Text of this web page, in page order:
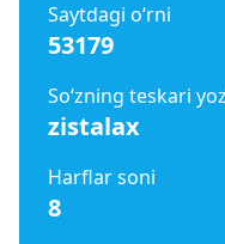
Saytdagi o‘rni
53179
So‘zning teskari
zistalax
Harflar soni
8